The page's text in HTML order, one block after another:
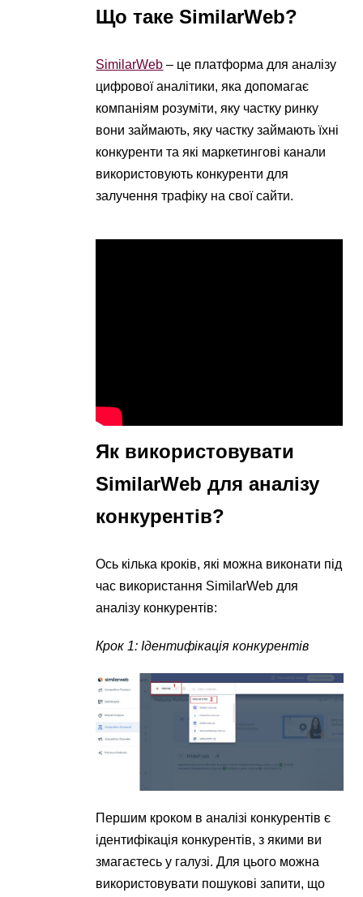
Що таке SimilarWeb?
SimilarWeb – це платформа для аналізу
цифрової аналітики, яка допомагає
компаніям розуміти, яку частку ринку
вони займають, яку частку займають їхні
конкуренти та які маркетингові канали
використовують конкуренти для
залучення трафіку на свої сайти.
Як використовувати
SimilarWeb для аналізу
конкурентів?
Ось кілька кроків, які можна виконати під
час використання SimilarWeb для
аналізу конкурентів:
Крок 1: Ідентифікація конкурентів
Першим кроком в аналізі конкурентів є
ідентифікація конкурентів, з якими ви
змагаєтесь у галузі. Для цього можна
використовувати пошукові запити, що